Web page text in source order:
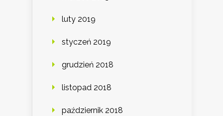
luty 2019
styczeń 2019
grudzień 2018
listopad 2018
październik 2018